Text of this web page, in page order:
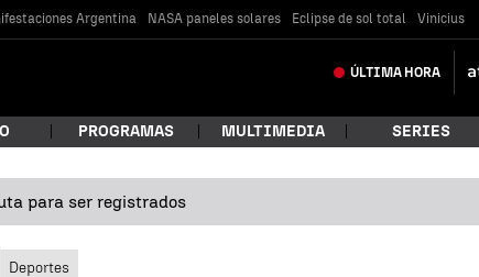
Argentina NASA paneles solares Eclipse de sol total Vinicius
ÚLTIMA HORA
PROGRAMAS MULTIMEDIA SERIES
para ser registrados
Deportes